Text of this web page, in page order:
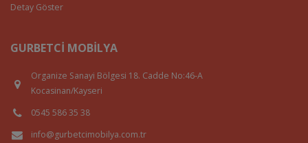
Detay Göster
GURBETCI MOBILYA
Organize Sanayi Bölgesi 18. Cadde No:46-A
Kocasinan/Kayseri
0545 586 35 38
info@gurbetcimobilya.com.tr